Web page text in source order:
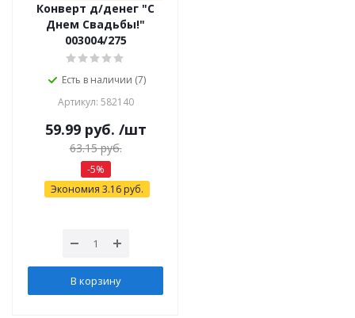
Конверт д/денег "С
Днем Свадьбы!"
003004/275
Есть в наличии (7)
Артикул: 582140
59.99руб. /шт
63.15руб.
-5%
Экономия 3.16руб.
В корзину